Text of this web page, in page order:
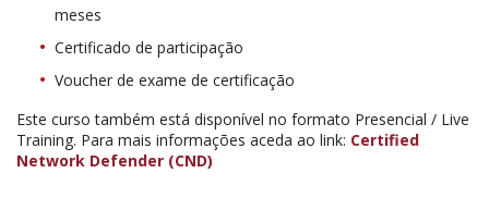
meses
Certificado de participação
Voucher de exame de certificação
Este curso também está disponível no formato Presencial / Live
Training. Para mais informações aceda ao link: Certified
Network Defender (CND)